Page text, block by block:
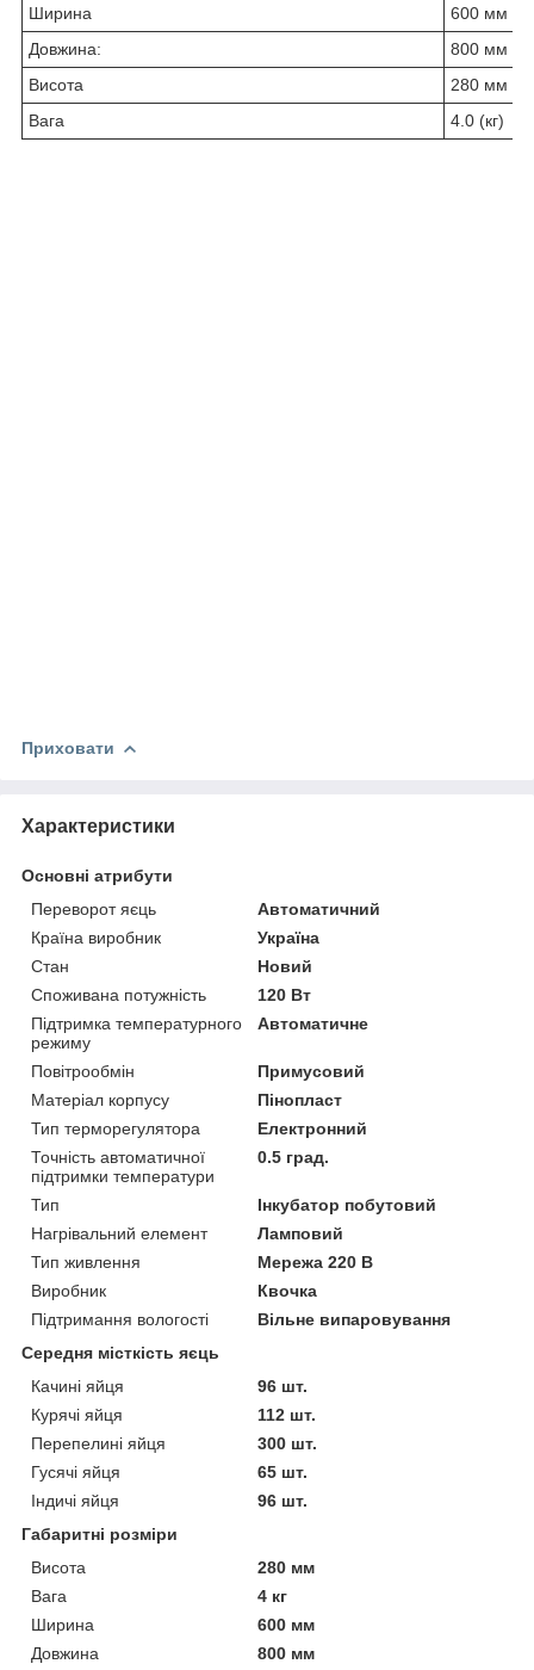
Ширина
600 мм
Довжина:
800 мм
Висота
280 мм
Вага
4.0 (кг)
Приховати
Характеристики
Основні атрибути
Переворот яєць
Автоматичний
Країна виробник
Україна
Стан
Новий
Споживана потужність
120 Вт
Підтримка температурного
режиму
Автоматичне
Повітрообмін
Примусовий
Матеріал корпусу
Пінопласт
Тип терморегулятора
Електронний
Точність автоматичної
підтримки температури
0.5 град.
Тип
Інкубатор побутовий
Нагрівальний елемент
Ламповий
Тип живлення
Мережа 220 В
Виробник
Квочка
Підтримання вологості
Вільне випаровування
Середня місткість яєць
Качині яйця
96 шт.
Курячі яйця
112 шт.
Перепелині яйця
300 шт.
Гусячі яйця
65 шт.
Індичі яйця
96 шт.
Габаритні розміри
Висота
280 мм
Вага
4 кг
Ширина
600 мм
Довжина
800 мм